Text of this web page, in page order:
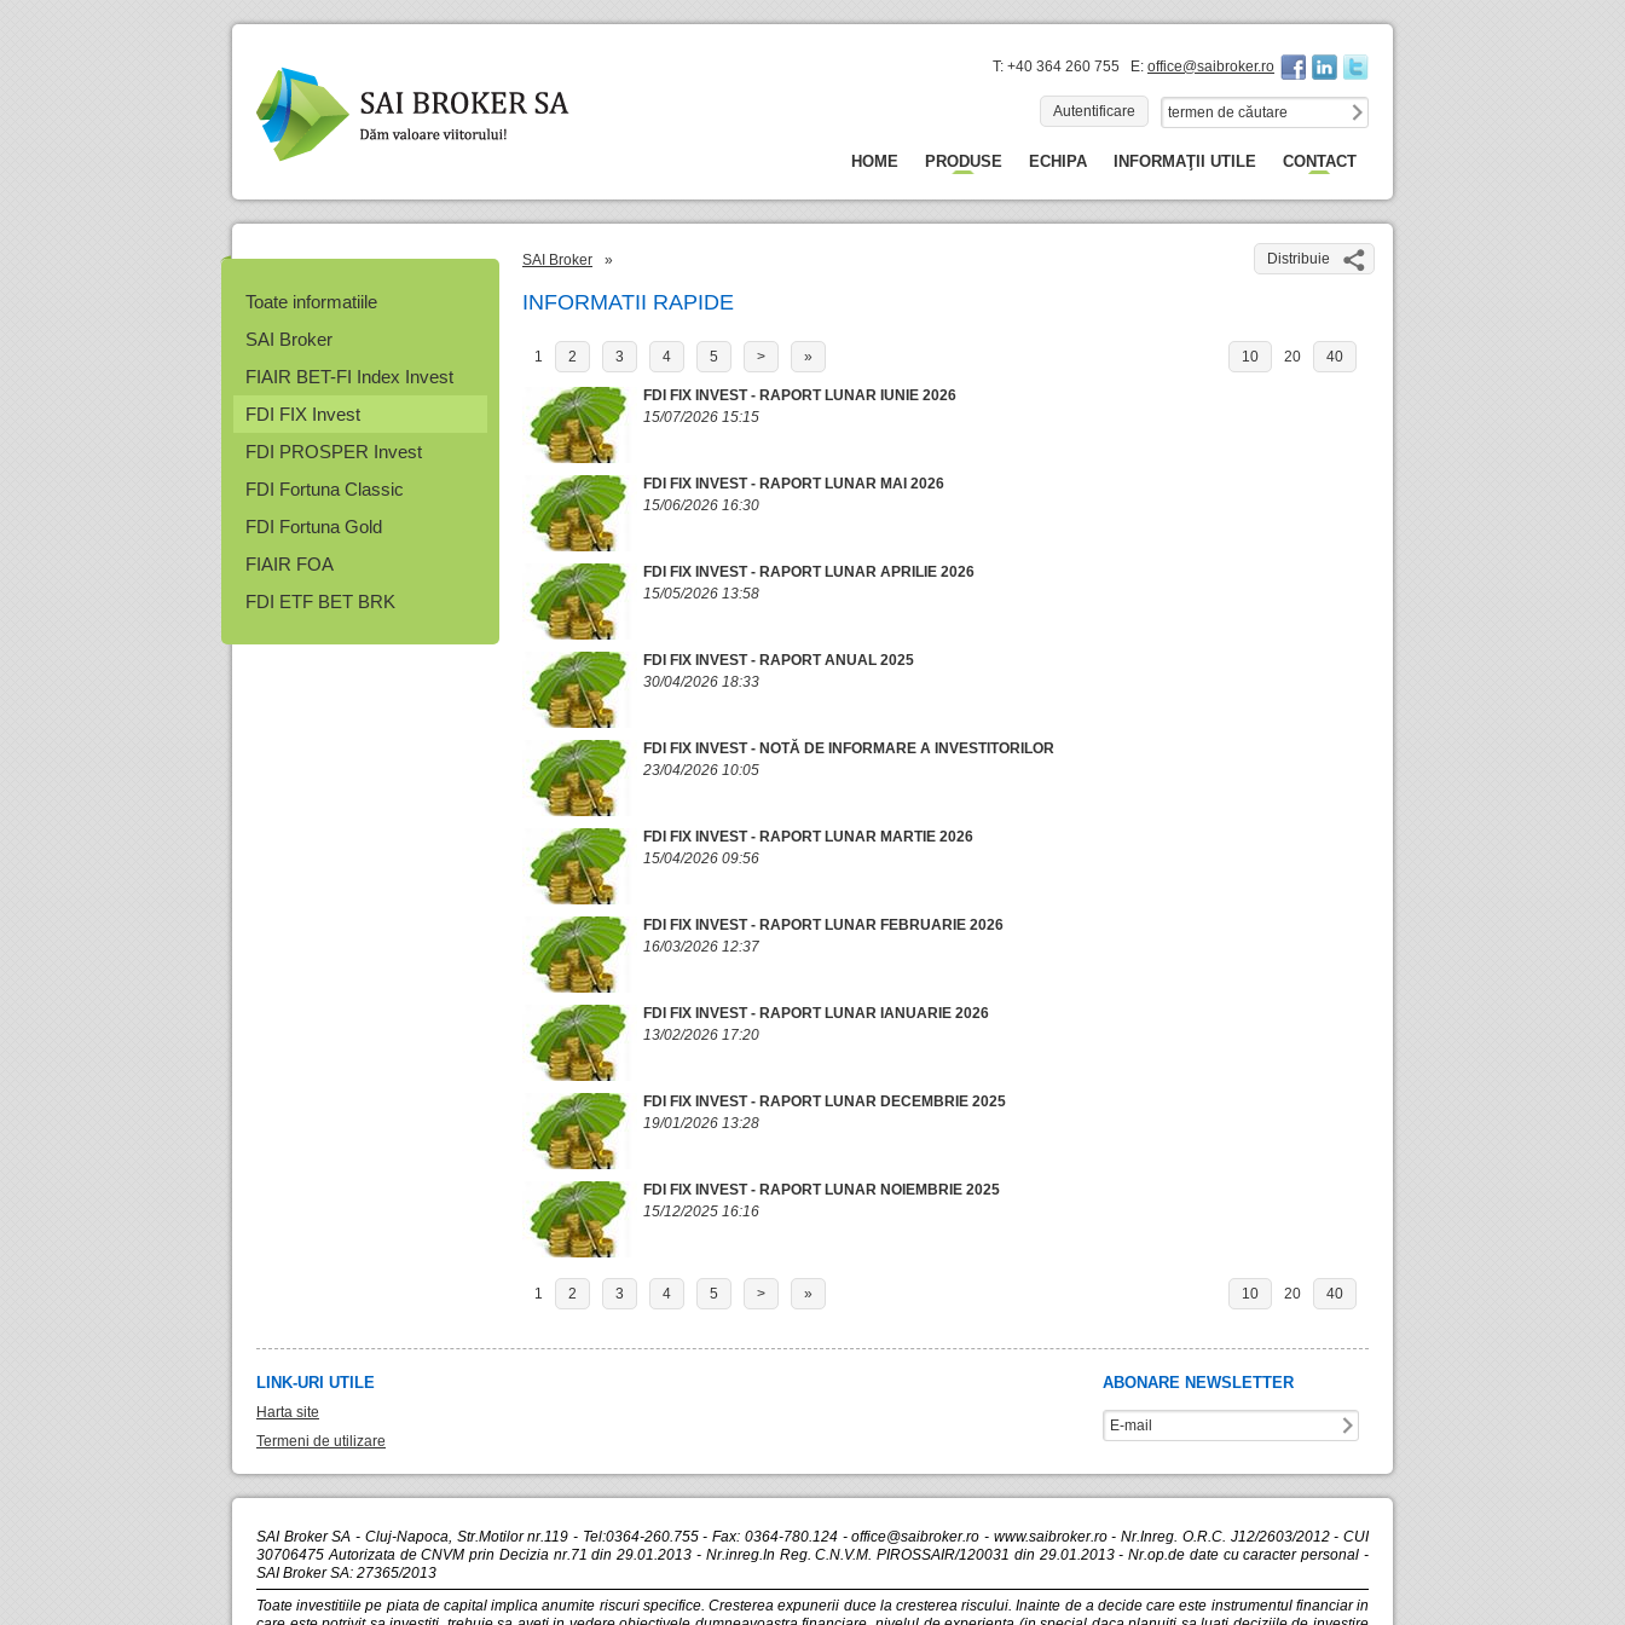
T: +40 364 260 755 E: office@saibroker.ro
Autentificare
HOME PRODUSE ECHIPA INFORMAŢII UTILE CONTACT
Toate informatiile
SAI Broker
FIAIR BET-FI Index Invest
FDI FIX Invest
FDI PROSPER Invest
FDI Fortuna Classic
FDI Fortuna Gold
FIAIR FOA
FDI ETF BET BRK
Distribuie
SAI Broker »
INFORMATII RAPIDE
1 2 3 4 5 > » 10 20 40
FDI FIX INVEST - RAPORT LUNAR IUNIE 2026
15/07/2026 15:15
FDI FIX INVEST - RAPORT LUNAR MAI 2026
15/06/2026 16:30
FDI FIX INVEST - RAPORT LUNAR APRILIE 2026
15/05/2026 13:58
FDI FIX INVEST - RAPORT ANUAL 2025
30/04/2026 18:33
FDI FIX INVEST - NOTĂ DE INFORMARE A INVESTITORILOR
23/04/2026 10:05
FDI FIX INVEST - RAPORT LUNAR MARTIE 2026
15/04/2026 09:56
FDI FIX INVEST - RAPORT LUNAR FEBRUARIE 2026
16/03/2026 12:37
FDI FIX INVEST - RAPORT LUNAR IANUARIE 2026
13/02/2026 17:20
FDI FIX INVEST - RAPORT LUNAR DECEMBRIE 2025
19/01/2026 13:28
FDI FIX INVEST - RAPORT LUNAR NOIEMBRIE 2025
15/12/2025 16:16
1 2 3 4 5 > » 10 20 40
LINK-URI UTILE
Harta site
Termeni de utilizare
ABONARE NEWSLETTER
SAI Broker SA - Cluj-Napoca, Str.Motilor nr.119 - Tel:0364-260.755 - Fax: 0364-780.124 -office@saibroker.ro - www.saibroker.ro - Nr.Inreg. O.R.C. J12/2603/2012 - CUI
30706475 Autorizata de CNVM prin Decizia nr.71 din 29.01.2013 - Nr.inreg.In Reg. C.N.V.M. PIROSSAIR/120031 din 29.01.2013 - Nr.op.de date cu caracter personal -
SAI Broker SA: 27365/2013
Toate investitiile pe piata de capital implica anumite riscuri specifice. Cresterea expunerii duce la cresterea riscului. Inainte de a decide care este instrumentul financiar in